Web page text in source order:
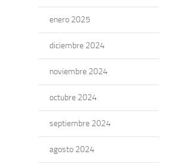
enero 2025
diciembre 2024
noviembre 2024
octubre 2024
septiembre 2024
agosto 2024